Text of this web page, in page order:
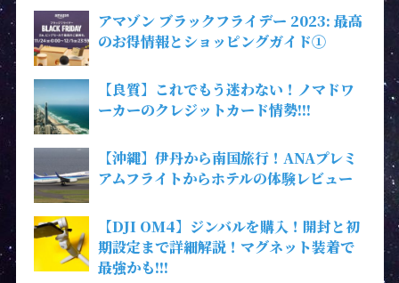
アマゾン ブラックフライデー 2023: 最高
のお得情報とショッピングガイド①
【良質】これでもう迷わない！ノマドワ
ーカーのクレジットカード情勢!!!
【沖縄】伊丹から南国旅行！ANAプレミ
アムフライトからホテルの体験レビュー
【DJI OM4】ジンバルを購入！開封と初
期設定まで詳細解説！マグネット装着で
最強かも!!!